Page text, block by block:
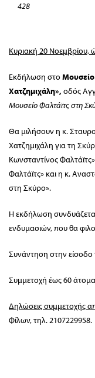
428
Κυριακή 20 Νοεμβρίου,
Εκδήλωση στοΜουσείο
Χατζημιχάλη», οδός
Μουσείο Φαλτάϊτς στη
Θα μιλήσουν η κ.
Χατζημιχάλη για τη
Κωνσταντίνος
Φαλτάϊτς» και η κ.
στη Σκύρο».
Η εκδήλωση
ενδυμασιών, που θα
Συνάντηση στην είσοδο
Συμμετοχή έως 60
Δηλώσεις συμμετοχής
Φίλων, τηλ. 2107229958.